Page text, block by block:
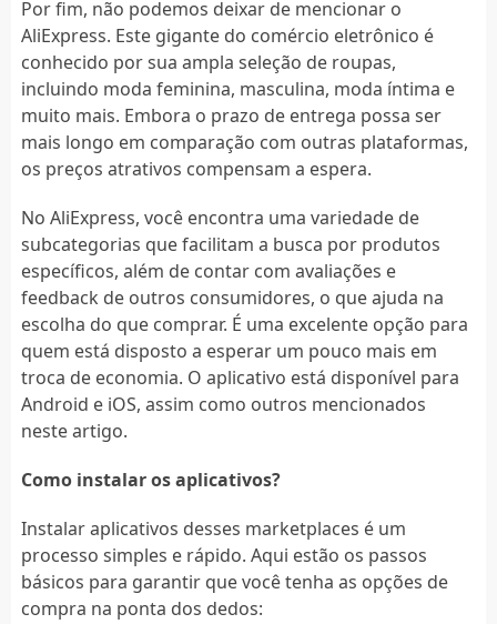
Por fim, não podemos deixar de mencionar o
AliExpress. Este gigante do comércio eletrônico é
conhecido por sua ampla seleção de roupas,
incluindo moda feminina, masculina, moda íntima e
muito mais. Embora o prazo de entrega possa ser
mais longo em comparação com outras plataformas,
os preços atrativos compensam a espera.
No AliExpress, você encontra uma variedade de
subcategorias que facilitam a busca por produtos
específicos, além de contar com avaliações e
feedback de outros consumidores, o que ajuda na
escolha do que comprar. É uma excelente opção para
quem está disposto a esperar um pouco mais em
troca de economia. O aplicativo está disponível para
Android e iOS, assim como outros mencionados
neste artigo.
Como instalar os aplicativos?
Instalar aplicativos desses marketplaces é um
processo simples e rápido. Aqui estão os passos
básicos para garantir que você tenha as opções de
compra na ponta dos dedos: